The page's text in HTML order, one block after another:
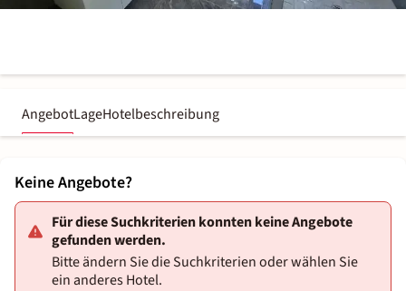
AngebotLageHotelbeschreibung
Keine Angebote?
Für diese Suchkriterien konnten keine Angebote
gefunden werden.
Bitte ändern Sie die Suchkriterien oder wählen Sie
ein anderes Hotel.